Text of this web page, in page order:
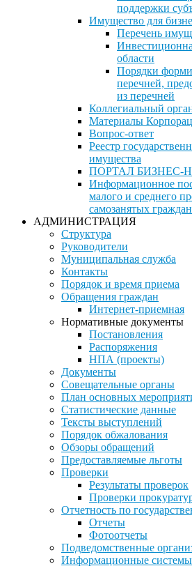
поддержки
Имущество для
Перечень
области
Порядки
перечней,
из перечней
Коллегиальный
Материалы
Вопрос-ответ
Реестр
имущества
ПОРТАЛ БИЗНЕС-
Информационное
малого и среднего
самозанятых граждан
АДМИНИСТРАЦИЯ
Структура
Руководители
Муниципальная служба
Контакты
Порядок и время приема
Обращения граждан
Интернет-приемная
Нормативные документы
Постановления
Распоряжения
НПА (проекты)
Документы
Совещательные органы
План основных
Статистические данные
Тексты выступлений
Порядок обжалования
Обзоры обращений
Предоставляемые льготы
Проверки
Результаты проверок
Проверки
Отчетность по
Отчеты
Фотоотчеты
Подведомственные
Информационные системы